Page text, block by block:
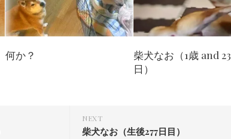
何か？
柴犬なお（1歳 and 23
日）
NEXT
柴犬なお（生後277日目）